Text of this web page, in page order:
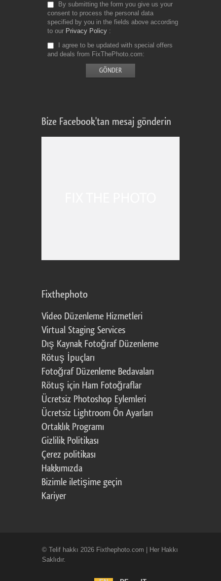
By submitting the form you give us your
consent to process the personal data
specified by you in the fields above according
to our Privacy Policy
I agree to be updated with special offers
and deals from FixThePhoto.com
Bize Facebook'tan mesaj gönderin
Fixthephoto
Video Düzenleme Hizmetleri
Virtual Staging Services
Dış Kaynak Fotoğraf Düzenleme
Rötuş İpuçları
Fotoğraf Düzenleme Bedavaları
Rötuş için Ham Fotoğraflar
Ücretsiz Photoshop Eylemleri
Ücretsiz Lightroom Ön Ayarları
Ortaklık Programı
Gizlilik Politikası
Çerez politikası
Hakkımızda
Bizimle iletişime geçin
Kariyer
© Telif hakkı 2026 Fixthephoto.com | Her Hakkı
Saklıdır.